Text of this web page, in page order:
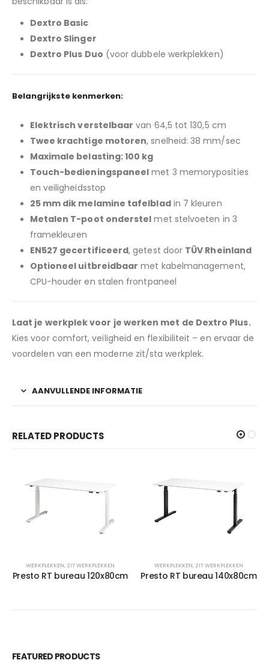
Dextro Basic
Dextro Slinger
Dextro Plus Duo (voor dubbele werkplekken)
Belangrijkste kenmerken:
Elektrisch verstelbaar van 64,5 tot 130,5 cm
Twee krachtige motoren, snelheid: 38 mm/sec
Maximale belasting: 100 kg
Touch-bedieningspaneel met 3 memoryposities
en veiligheidsstop
25 mm dik melamine tafelbladin 7 kleuren
Metalen T-poot onderstel met stelvoeten in 3
framekleuren
EN527 gecertificeerd, getest door TÜV Rheinland
Optioneel uitbreidbaar met kabelmanagement,
CPU-houder en stalen frontpaneel
Laat je werkplek voor je werken met de Dextro Plus.
Kies voor comfort, veiligheid en flexibiliteit – en ervaar de
voordelen van een moderne zit/sta werkplek.
AANVULLENDE INFORMATIE
RELATED PRODUCTS
WERKPLEKKEN, ZIT WERKPLEKKEN
Presto RT bureau 120x80cm
WERKPLEKKEN, ZIT WERKPLEKKEN
Presto RT bureau 140x80cm
FEATURED PRODUCTS